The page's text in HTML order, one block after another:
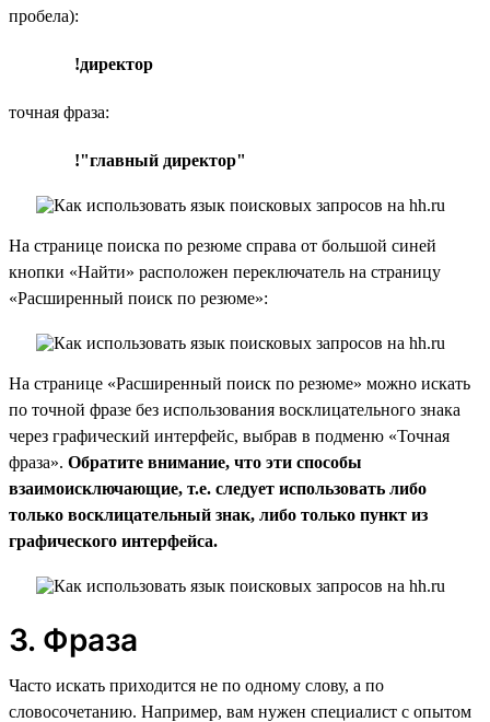
пробела):
!директор
точная фраза:
!"главный директор"
На странице поиска по резюме справа от большой синей
кнопки «Найти» расположен переключатель на страницу
«Расширенный поиск по резюме»:
На странице «Расширенный поиск по резюме» можно искать
по точной фразе без использования восклицательного знака
через графический интерфейс, выбрав в подменю «Точная
фраза». Обратите внимание, что эти способы
взаимоисключающие, т.е. следует использовать либо
только восклицательный знак, либо только пункт из
графического интерфейса.
3. Фраза
Часто искать приходится не по одному слову, а по
словосочетанию. Например, вам нужен специалист с опытом